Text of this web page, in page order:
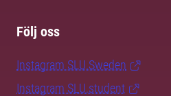
Följ oss
Instagram SLU.Sweden
Instagram SLU.student